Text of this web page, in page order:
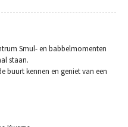
Smul- en babbelmomenten
staan.
buurt kennen en geniet van een